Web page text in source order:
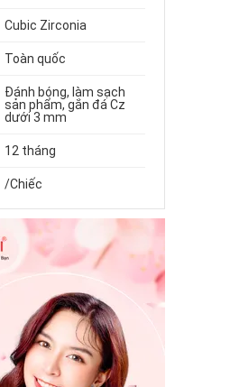
Cubic Zirconia
Toàn quốc
Đánh bóng, làm sạch
sản phẩm, gắn đá Cz
dưới 3 mm
12 tháng
/Chiếc